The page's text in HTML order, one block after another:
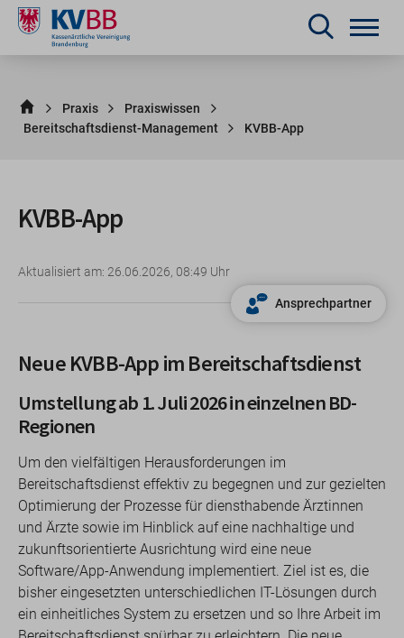
Praxis
Praxiswissen
Bereitschaftsdienst-Management
KVBB-App
KVBB-App
Aktualisiert am: 26.06.2026, 08:49 Uhr
Ansprechpartner
Neue KVBB-App im Bereitschaftsdienst
Umstellung ab 1. Juli 2026 in einzelnen BD-
Regionen
Um den vielfältigen Herausforderungen im
Bereitschaftsdienst effektiv zu begegnen und zur gezielten
Optimierung der Prozesse für diensthabende Ärztinnen
und Ärzte sowie im Hinblick auf eine nachhaltige und
zukunftsorientierte Ausrichtung wird eine neue
Software/App-Anwendung implementiert. Ziel ist es, die
bisher eingesetzten unterschiedlichen IT-Lösungen durch
ein einheitliches System zu ersetzen und so Ihre Arbeit im